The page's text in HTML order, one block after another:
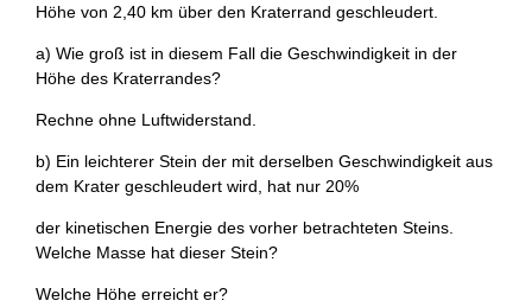
Höhe von 2,40 km über den Kraterrand geschleudert.
a) Wie groß ist in diesem Fall die Geschwindigkeit in der
Höhe des Kraterrandes?
Rechne ohne Luftwiderstand.
b) Ein leichterer Stein der mit derselben Geschwindigkeit aus
dem Krater geschleudert wird, hat nur 20%
der kinetischen Energie des vorher betrachteten Steins.
Welche Masse hat dieser Stein?
Welche Höhe erreicht er?